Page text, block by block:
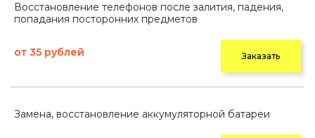
Восстановление телефонов после залития, падения,
попадания посторонних предметов
от 35 рублей Заказать
Замена, восстановление аккумуляторной батареи